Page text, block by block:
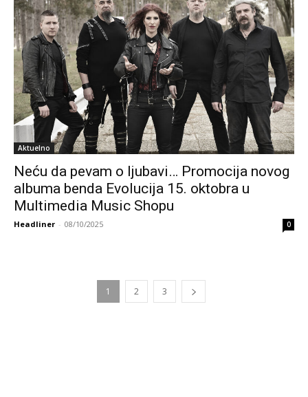
Aktuelno
Neću da pevam o ljubavi… Promocija novog
albuma benda Evolucija 15. oktobra u
Multimedia Music Shopu
Headliner - 08/10/2025 0
1 2 3